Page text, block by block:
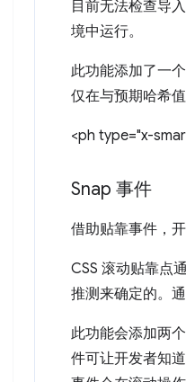
目前无法检查导
境中运行。
此功能添加了一个
仅在与预期哈希
<ph type="x-
Snap 事件
借助贴靠事件，
CSS 滚动贴靠点
推测来确定的。
此功能会添加两
件可让开发者知